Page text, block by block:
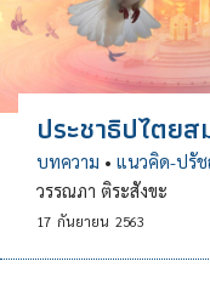
ประชาธิปไตย
บทความ • แนวคิด-ปรั
วรรณภา ติระสังขะ
17 กันยายน 2563